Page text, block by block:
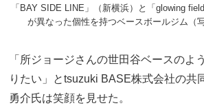
「BAY SIDE LINE」（新横浜）と「glowing
が異なった個性を持つベースボールジム（
「所ジョージさんの世田谷ベースのよ
りたい」とtsuzuki BASE株式会社の共
勇介氏は笑顔を見せた。